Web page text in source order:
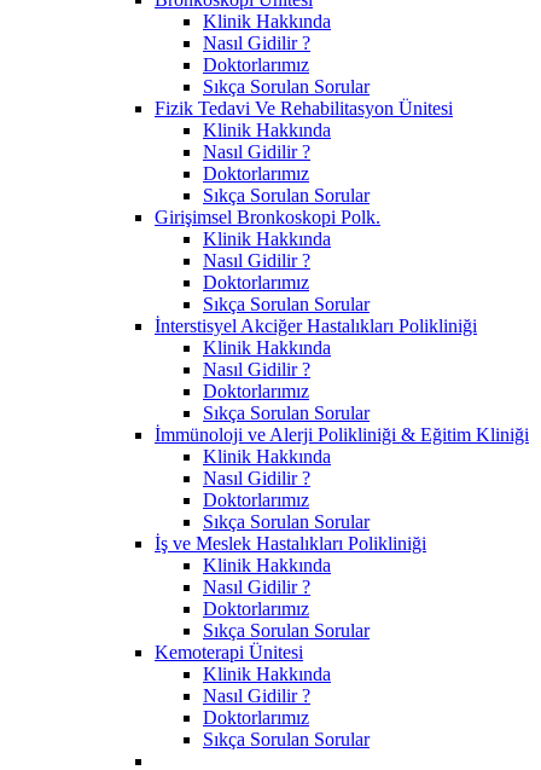
Klinik Hakkında
Nasıl Gidilir ?
Doktorlarımız
Sıkça Sorulan Sorular
Fizik Tedavi Ve Rehabilitasyon Ünitesi
Klinik Hakkında
Nasıl Gidilir ?
Doktorlarımız
Sıkça Sorulan Sorular
Girişimsel Bronkoskopi Polk.
Klinik Hakkında
Nasıl Gidilir ?
Doktorlarımız
Sıkça Sorulan Sorular
İnterstisyel Akciğer Hastalıkları Polikliniği
Klinik Hakkında
Nasıl Gidilir ?
Doktorlarımız
Sıkça Sorulan Sorular
İmmünoloji ve Alerji Polikliniği & Eğitim Kliniği
Klinik Hakkında
Nasıl Gidilir ?
Doktorlarımız
Sıkça Sorulan Sorular
İş ve Meslek Hastalıkları Polikliniği
Klinik Hakkında
Nasıl Gidilir ?
Doktorlarımız
Sıkça Sorulan Sorular
Kemoterapi Ünitesi
Klinik Hakkında
Nasıl Gidilir ?
Doktorlarımız
Sıkça Sorulan Sorular